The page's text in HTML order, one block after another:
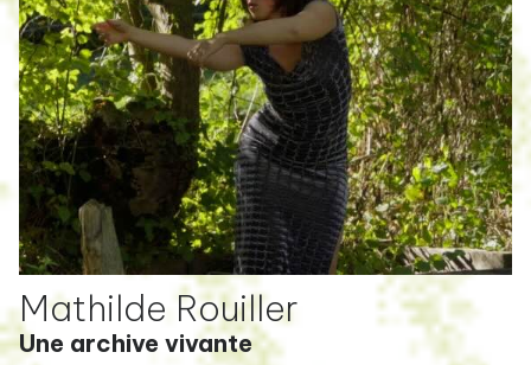
Mathilde Rouiller
Une archive vivante